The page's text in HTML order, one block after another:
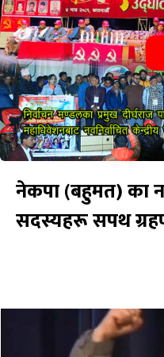
नेकपा (बहुमत) का
सदस्यहरू सपथ